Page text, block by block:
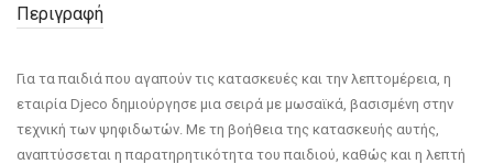
Περιγραφή
Για τα παιδιά που αγαπούν τις κατασκευές και την λεπτομέρεια, η
εταιρία Djeco δημιούργησε μια σειρά με μωσαϊκά, βασισμένη στην
τεχνική των ψηφιδωτών. Με τη βοήθεια της κατασκευής αυτής,
αναπτύσσεται η παρατηρητικότητα του παιδιού, καθώς και η λεπτή